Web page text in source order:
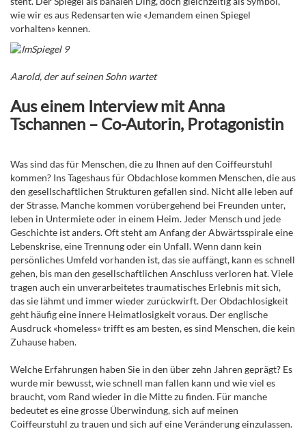
wie wir es aus Redensarten wie «Jemandem einen Spiegel
vorhalten» kennen.
Aarold, der auf seinen Sohn wartet
Aus einem Interview mit Anna
Tschannen – Co-Autorin, Protagonistin
Was sind das für Menschen, die zu Ihnen auf den Coiffeurstuhl
kommen? Ins Tageshaus für Obdachlose kommen Menschen, die aus
den gesellschaftlichen Strukturen gefallen sind. Nicht alle leben auf
der Strasse. Manche kommen vorübergehend bei Freunden unter,
leben in Untermiete oder in einem Heim. Jeder Mensch und jede
Geschichte ist anders. Oft steht am Anfang der Abwärtsspirale eine
Lebenskrise, eine Trennung oder ein Unfall. Wenn dann kein
persönliches Umfeld vorhanden ist, das sie auffängt, kann es schnell
gehen, bis man den gesellschaftlichen Anschluss verloren hat. Viele
tragen auch ein unverarbeitetes traumatisches Erlebnis mit sich,
das sie lähmt und immer wieder zurückwirft. Der Obdachlosigkeit
geht häufig eine innere Heimatlosigkeit voraus. Der englische
Ausdruck «homeless» trifft es am besten, es sind Menschen, die kein
Zuhause haben.
Welche Erfahrungen haben Sie in den über zehn Jahren geprägt? Es
wurde mir bewusst, wie schnell man fallen kann und wie viel es
braucht, vom Rand wieder in die Mitte zu finden. Für manche
bedeutet es eine grosse Überwindung, sich auf meinen
Coiffeurstuhl zu trauen und sich auf eine Veränderung einzulassen.